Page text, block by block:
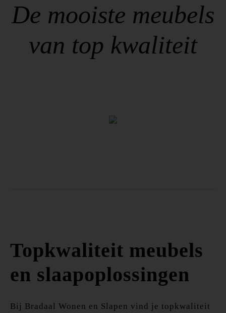
De mooiste meubels
van top kwaliteit
Topkwaliteit meubels
en slaapoplossingen
Bij Bradaal Wonen en Slapen vind je topkwaliteit